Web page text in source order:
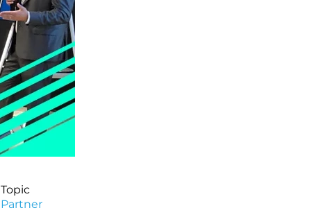
Topic
Partner